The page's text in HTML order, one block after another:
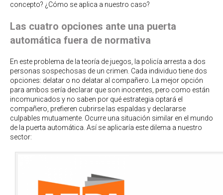
concepto? ¿Cómo se aplica a nuestro caso?
Las cuatro opciones ante una puerta
automática fuera de normativa
En este problema de la teoría de juegos, la policía arresta a dos
personas sospechosas de un crimen. Cada individuo tiene dos
opciones: delatar o no delatar al compañero. La mejor opción
para ambos sería declarar que son inocentes, pero como están
incomunicados y no saben por qué estrategia optará el
compañero, prefieren cubrirse las espaldas y declararse
culpables mutuamente. Ocurre una situación similar en el mundo
de la puerta automática. Así se aplicaría este dilema a nuestro
sector: